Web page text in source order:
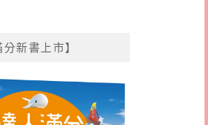
分新書上市】